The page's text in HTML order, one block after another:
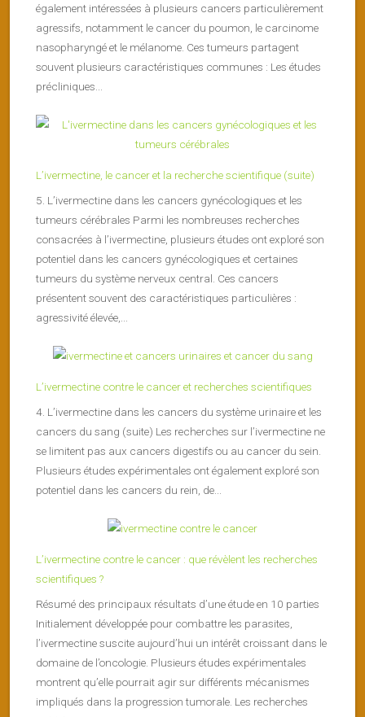
également intéressées à plusieurs cancers particulièrement
agressifs, notamment le cancer du poumon, le carcinome
nasopharyngé et le mélanome. Ces tumeurs partagent
souvent plusieurs caractéristiques communes : Les études
précliniques...
L’ivermectine, le cancer et la recherche scientifique (suite)
5. L’ivermectine dans les cancers gynécologiques et les
tumeurs cérébrales Parmi les nombreuses recherches
consacrées à l’ivermectine, plusieurs études ont exploré son
potentiel dans les cancers gynécologiques et certaines
tumeurs du système nerveux central. Ces cancers
présentent souvent des caractéristiques particulières :
agressivité élevée,...
L’ivermectine contre le cancer et recherches scientifiques
4. L’ivermectine dans les cancers du système urinaire et les
cancers du sang (suite) Les recherches sur l’ivermectine ne
se limitent pas aux cancers digestifs ou au cancer du sein.
Plusieurs études expérimentales ont également exploré son
potentiel dans les cancers du rein, de...
L’ivermectine contre le cancer : que révèlent les recherches
scientifiques ?
Résumé des principaux résultats d’une étude en 10 parties
Initialement développée pour combattre les parasites,
l’ivermectine suscite aujourd’hui un intérêt croissant dans le
domaine de l’oncologie. Plusieurs études expérimentales
montrent qu’elle pourrait agir sur différents mécanismes
impliqués dans la progression tumorale. Les recherches